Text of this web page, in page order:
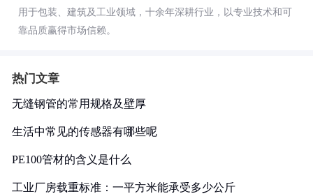
用于包装、建筑及工业领域，十余年深耕行业，以专业技术和可
靠品质赢得市场信赖。
热门文章
无缝钢管的常用规格及壁厚
生活中常见的传感器有哪些呢
PE100管材的含义是什么
工业厂房载重标准：一平方米能承受多少公斤